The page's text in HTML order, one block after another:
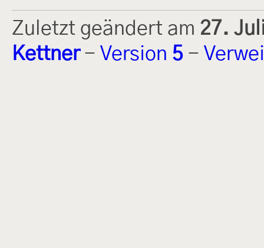
Zuletzt geändert am 27.
Kettner- Version 5 -